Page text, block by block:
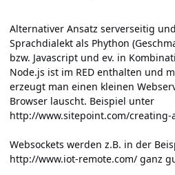
Alternativer Ansatz serverseitig
Sprachdialekt als Phython
bzw. Javascript und ev. in
Node.js ist im RED enthalten und
erzeugt man einen kleinen
Browser lauscht. Beispiel unter
http://www.sitepoint.com/
Websockets werden z.B. in der
http://www.iot-remote.com/ ganz